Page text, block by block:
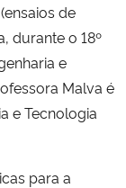
de
durante o 18º
e
Malva é
e Tecnologia
para a